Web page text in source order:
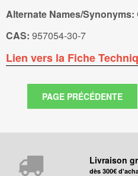
Alternate Names/Synonyms:
CAS: 957054-30-7
Lien vers la Fiche
Livraison
dès 300€